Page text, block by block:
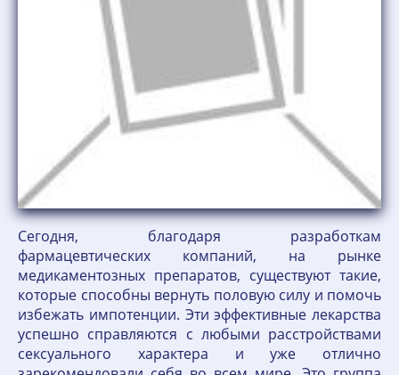
Сегодня, благодаря разработкам
фармацевтических компаний, на рынке
медикаментозных препаратов, существуют такие,
которые способны вернуть половую силу и помочь
избежать импотенции. Эти эффективные лекарства
успешно справляются с любыми расстройствами
сексуального характера и уже отлично